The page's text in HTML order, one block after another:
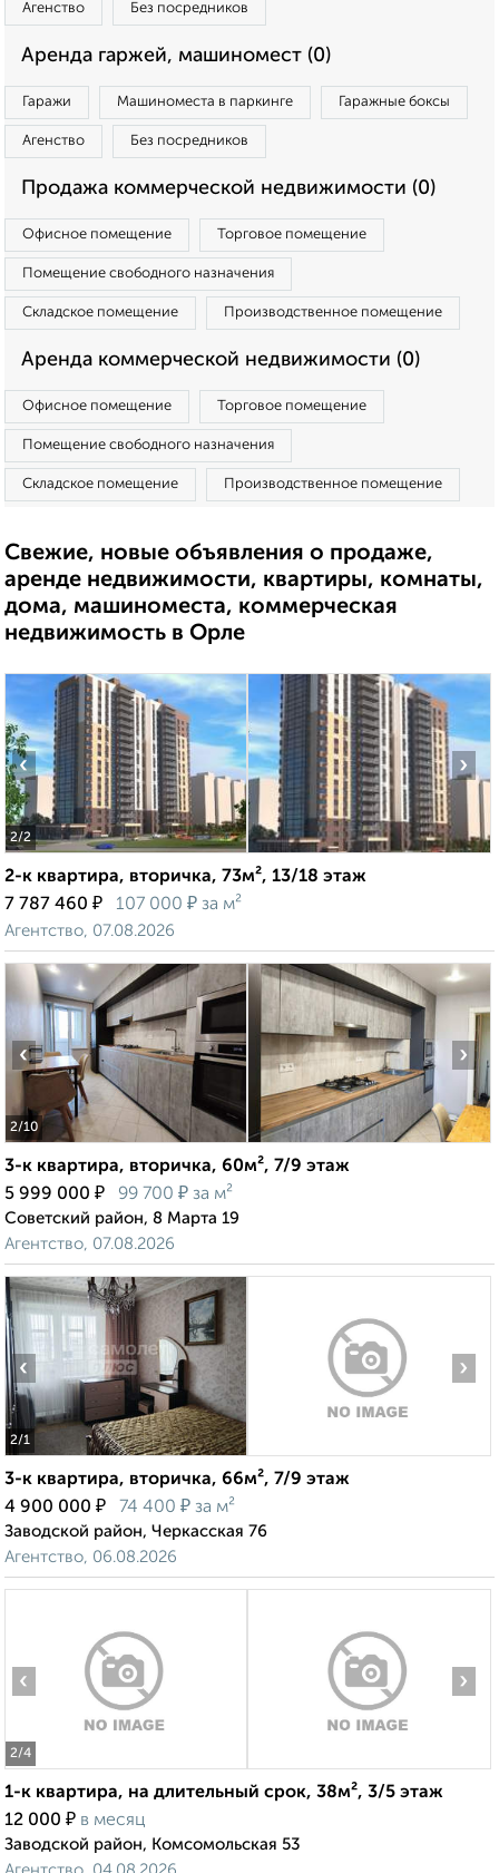
Агенство Без посредников
Аренда гаржей, машиномест (0)
Гаражи Машиноместа в паркинге Гаражные боксы
Агенство Без посредников
Продажа коммерческой недвижимости (0)
Офисное помещение Торговое помещение
Помещение свободного назначения
Складское помещение Производственное помещение
Аренда коммерческой недвижимости (0)
Офисное помещение Торговое помещение
Помещение свободного назначения
Складское помещение Производственное помещение
Свежие, новые объявления о продаже,
аренде недвижимости, квартиры, комнаты,
дома, машиноместа, коммерческая
недвижимость в Орле
2/2
‹ ›
2-к квартира, вторичка, 73м², 13/18 этаж
7 787 460 ₽ 107 000 ₽ за м²
Агентство, 07.08.2026
2/10
‹ ›
3-к квартира, вторичка, 60м², 7/9 этаж
5 999 000 ₽ 99 700 ₽ за м²
Советский район, 8 Марта 19
Агентство, 07.08.2026
2/1
‹ ›
3-к квартира, вторичка, 66м², 7/9 этаж
4 900 000 ₽ 74 400 ₽ за м²
Заводской район, Черкасская 76
Агентство, 06.08.2026
2/4
‹ ›
1-к квартира, на длительный срок, 38м², 3/5 этаж
12 000 ₽ в месяц
Заводской район, Комсомольская 53